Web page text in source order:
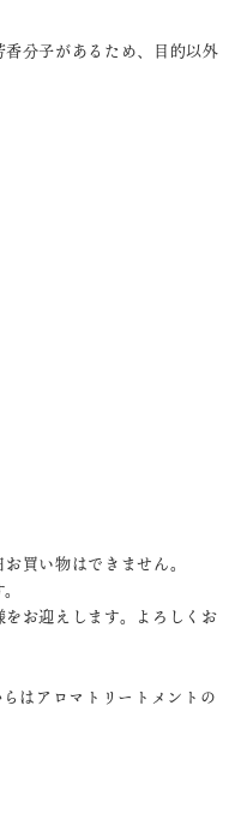
分子があるため、目的以外
買い物はできません。
お迎えします。よろしくお
はアロマトリートメントの